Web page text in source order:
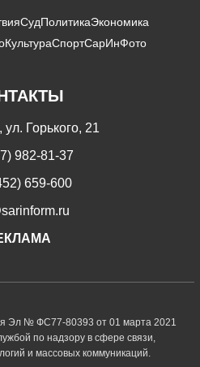
СудПолитикаЭкономика
КультураСпортСарИнФото
ул. Горького, 21
982-81-37
659-600
Эл № ФС77-80393 от 01 марта 2021
по надзору в сфере связи,
и массовых коммуникаций.